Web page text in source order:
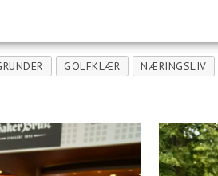
GOLFKLÆR NÆRINGSLIV